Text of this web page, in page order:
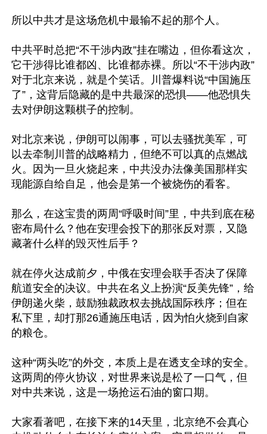
所以中共才是这场危机中最输不起的那个人。
中共平时总把“不干涉内政”挂在嘴边，但你看这次，
它干涉得比谁都凶、比谁都赤裸。所以“不干涉内政”
对于北京来说，就是个笑话。川普爆料说“中国施压
了”，这背后隐藏的是中共最深的恐惧——他恐惧失
去对伊朗这颗棋子的控制。
对北京来说，伊朗可以闹事，可以去骚扰美军，可
以去牵制川普的战略精力，但绝不可以真的点燃战
火。因为一旦火烧起来，中共没办法像美国那样实
现能源自给自足，他会是第一个被烧伤的看客。
那么，在这宝贵的两周“呼吸时间”里，中共到底在秘
密布局什么？他在安理会投下的那张反对票，又隐
藏著什么样的毁灭性后手？
就在停火达成前夕，中俄在安理会联手否决了保障
航道安全的决议。中共在名义上扮演“反美先锋”，给
伊朗递火柴，鼓励独裁政权去挑战国际秩序；但在
私下里，却打那26通施压电话，因为怕火烧到自家
的粮仓。
这种“两头吃”的外交，本质上是在透支全球的安全。
这两周的停火协议，对世界来说是松了一口气，但
对中共来说，这是一场抢运石油的窗口期。
大家看著吧，在接下来的14天里，北京绝不会真心